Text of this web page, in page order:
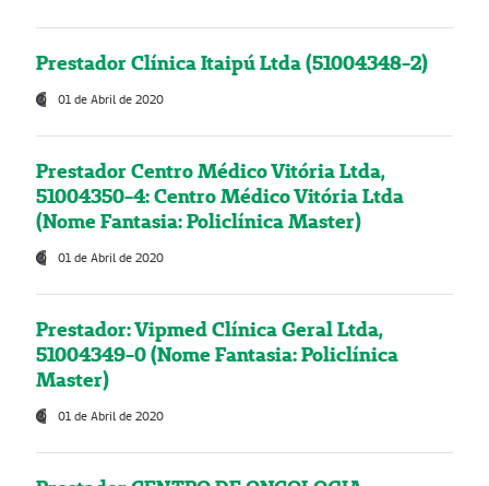
Prestador Clínica Itaipú Ltda (51004348-2)
01 de Abril de 2020
Prestador Centro Médico Vitória Ltda,
51004350-4: Centro Médico Vitória Ltda
(Nome Fantasia: Policlínica Master)
01 de Abril de 2020
Prestador: Vipmed Clínica Geral Ltda,
51004349-0 (Nome Fantasia: Policlínica
Master)
01 de Abril de 2020